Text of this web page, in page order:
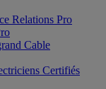
Relations Pro
Cable
Certifiés